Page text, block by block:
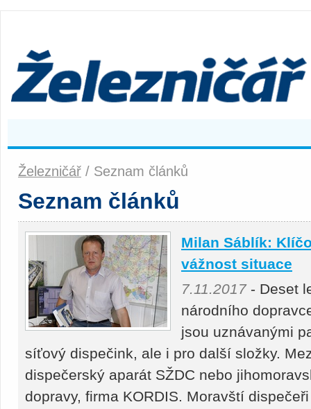
Železničář / Seznam článků
Seznam článků
Milan Sáblík:
vážnost situace
7.11.2017- Deset
národního
jsou uznávanými
síťový dispečink, ale i pro další složky.
dispečerský aparát SŽDC nebo
dopravy, firma KORDIS. Moravští